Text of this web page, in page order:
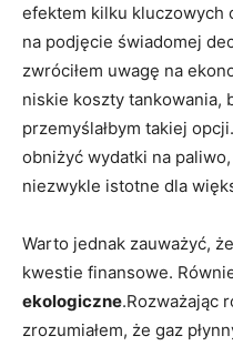
efektem kilku kluczowych
na podjęcie świadomej
zwróciłem uwagę na
niskie koszty tankowania,
przemyślałbym takiej
obniżyć‍ wydatki na
niezwykle istotne dla
Warto jednak zauważyć,
kwestie finansowe.
ekologiczne.Rozważając
zrozumiałem, że gaz